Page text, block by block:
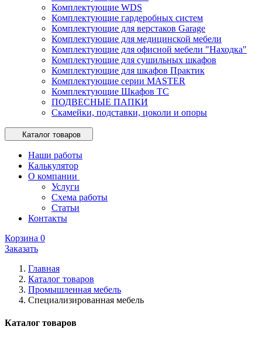
Комплектующие WDS
Комплектующие гардеробных систем
Комплектующие для верстаков Garage
Комплектующие для медицинской мебели
Комплектующие для офисной мебели "Находка"
Комплектующие для сушильных шкафов
Комплектующие для шкафов Практик
Комплектующие серии MASTER
Комплектующие Шкафов ТС
ПОДВЕСНЫЕ ПАПКИ
Скамейки, подставки, цоколи и опоры
Каталог товаров
Наши работы
Калькулятор
О компании
Услуги
Схема работы
Статьи
Контакты
Корзина 0
Заказать
Главная
Каталог товаров
Промышленная мебель
Cпециализированная мебель
Каталог товаров